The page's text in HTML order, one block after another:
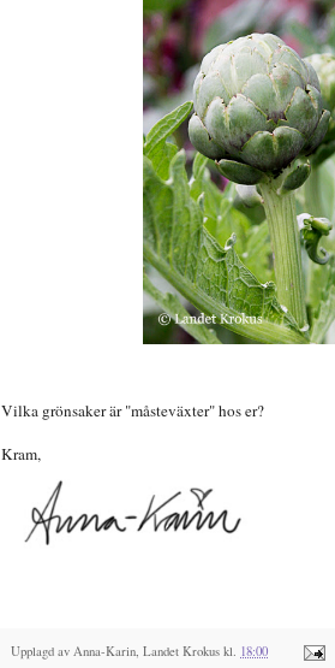
Vilka grönsaker är "måsteväxter" hos er?
Kram,
Upplagd av Anna-Karin, Landet Krokus kl.
18:00